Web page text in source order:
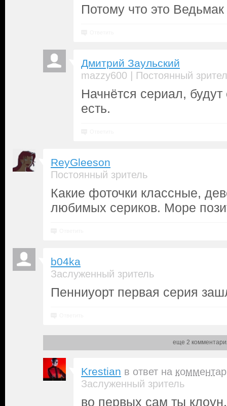
Потому что это
Дмитрий Заульский
mazzy600 | Постоянный
Начнётся сериал,
есть.
ReyGleeson
Постоянный зритель
Какие фоточки классные,
любимых сериков. Море
b04ka
Заслуженный зритель
Пенниуорт первая серия
еще 2
Krestian в ответ на
Заслуженный зритель
во первых сам ты